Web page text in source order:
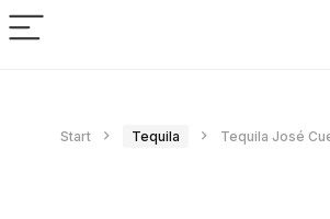
Start Tequila Tequila José